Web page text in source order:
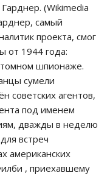
(Wikimedia
самый
проекта, смог
от 1944 года:
шпионаже.
сумели
советских агентов,
под именем
дважды в неделю
встреч
американских
, приехавшему